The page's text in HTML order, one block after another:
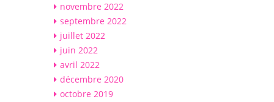
novembre 2022
septembre 2022
juillet 2022
juin 2022
avril 2022
décembre 2020
octobre 2019